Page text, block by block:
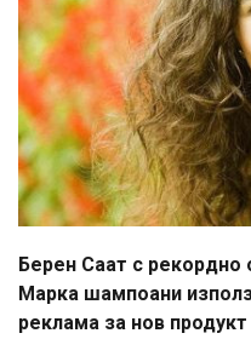
Берен Саат с
Марка шампоани
реклама за нов